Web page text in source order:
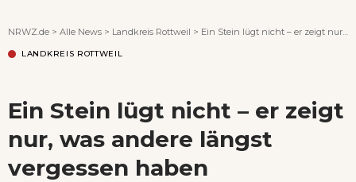
NRWZ.de > Alle News > Landkreis Rottweil > Ein Stein lügt nicht – er zeigt nur, was andere längst vergessen haben
LANDKREIS ROTTWEIL
Ein Stein lügt nicht – er zeigt
nur, was andere längst
vergessen haben